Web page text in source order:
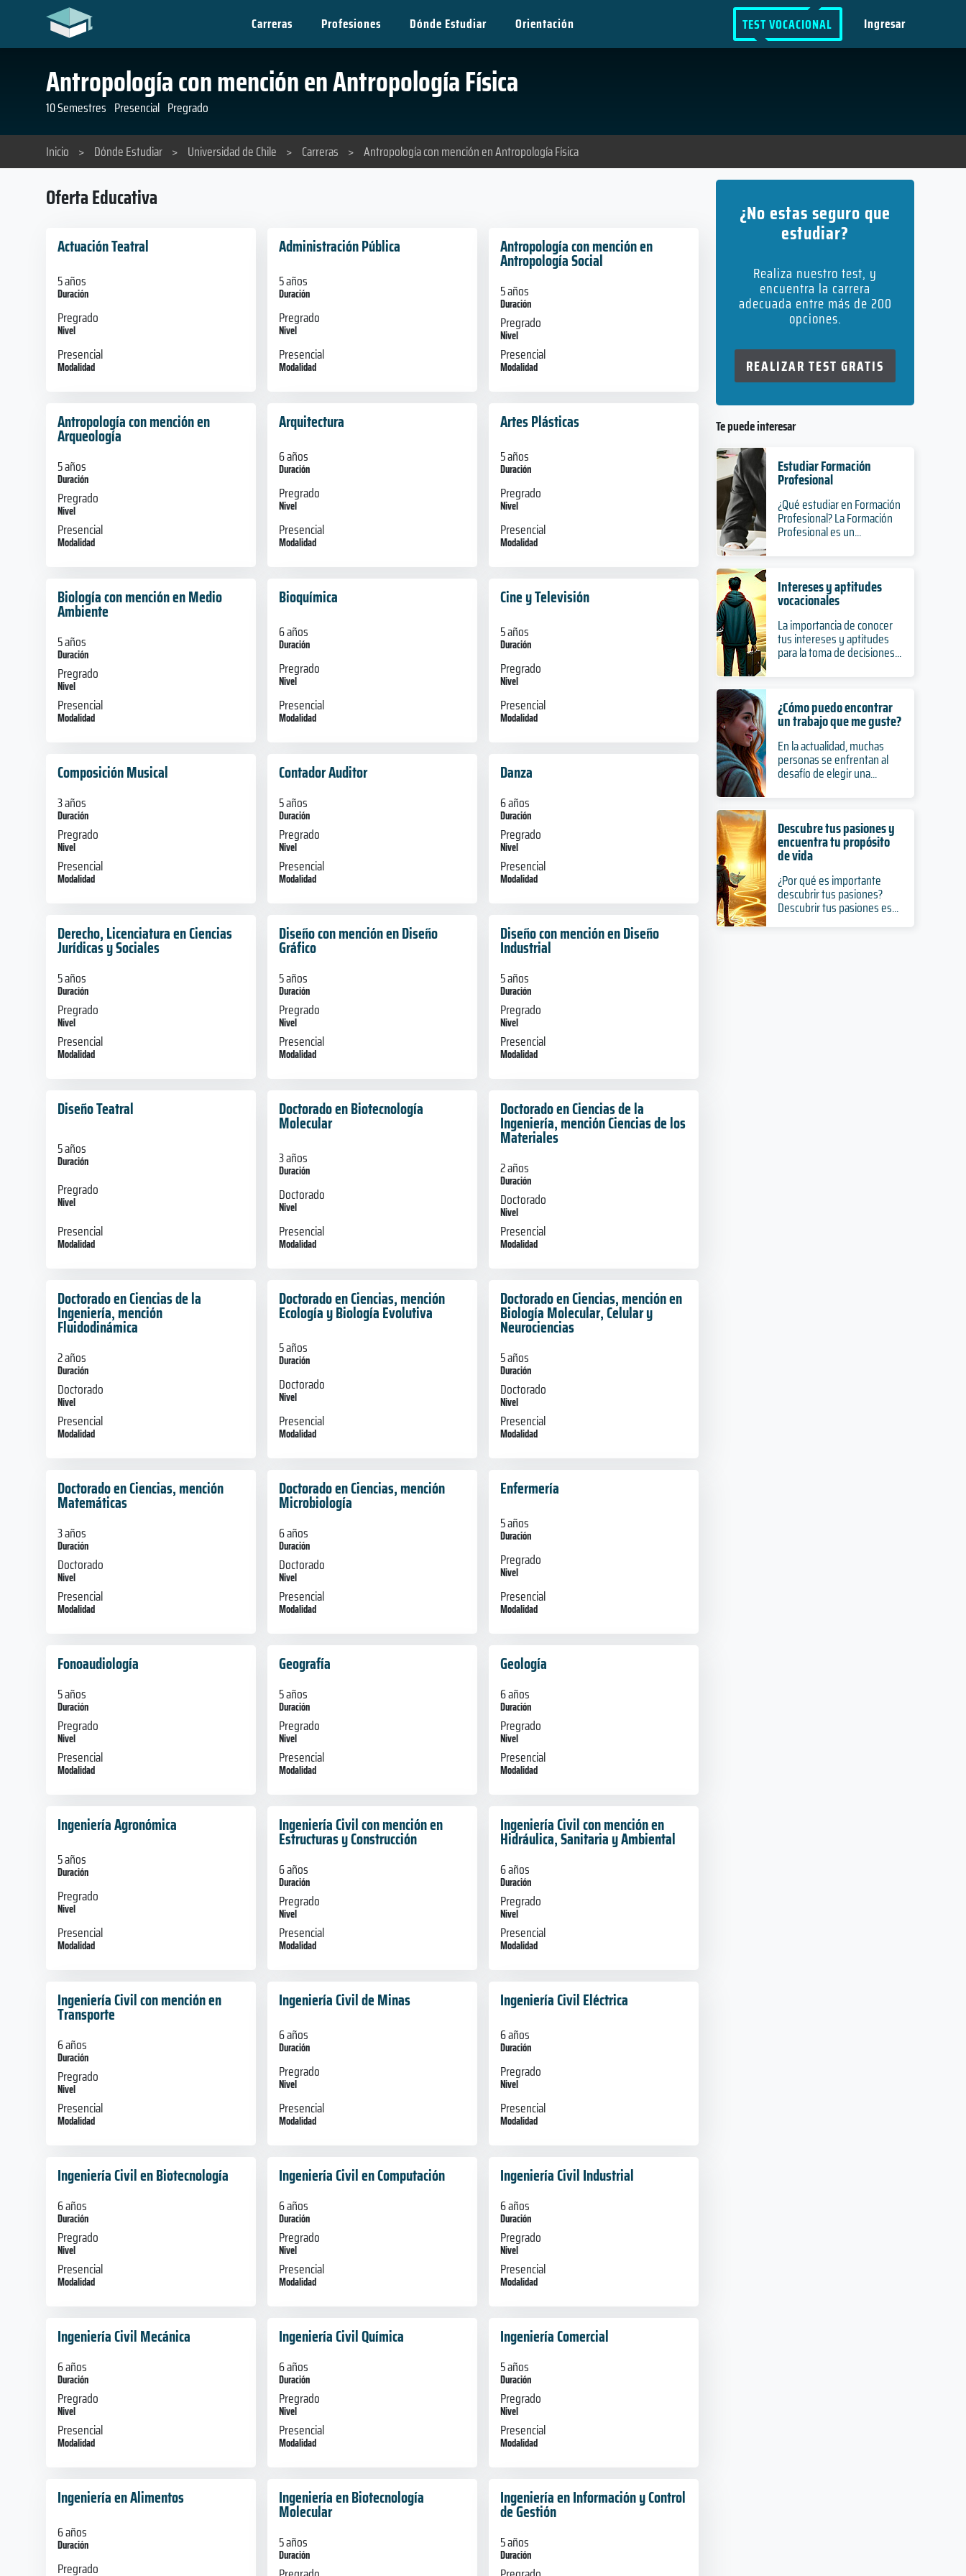
Carreras Profesiones Dónde Estudiar Orientación TEST VOCACIONAL Ingresar
Antropología con mención en Antropología Física
10 Semestres Presencial Pregrado
Inicio > Dónde Estudiar > Universidad de Chile > Carreras > Antropología con mención en Antropología Física
Oferta Educativa
Actuación Teatral
5 años
Duración
Pregrado
Nivel
Presencial
Modalidad
Administración Pública
5 años
Duración
Pregrado
Nivel
Presencial
Modalidad
Antropología con mención en
Antropología Social
5 años
Duración
Pregrado
Nivel
Presencial
Modalidad
Antropología con mención en
Arqueología
5 años
Duración
Pregrado
Nivel
Presencial
Modalidad
Arquitectura
6 años
Duración
Pregrado
Nivel
Presencial
Modalidad
Artes Plásticas
5 años
Duración
Pregrado
Nivel
Presencial
Modalidad
Biología con mención en Medio
Ambiente
5 años
Duración
Pregrado
Nivel
Presencial
Modalidad
Bioquímica
6 años
Duración
Pregrado
Nivel
Presencial
Modalidad
Cine y Televisión
5 años
Duración
Pregrado
Nivel
Presencial
Modalidad
Composición Musical
3 años
Duración
Pregrado
Nivel
Presencial
Modalidad
Contador Auditor
5 años
Duración
Pregrado
Nivel
Presencial
Modalidad
Danza
6 años
Duración
Pregrado
Nivel
Presencial
Modalidad
Derecho, Licenciatura en Ciencias
Jurídicas y Sociales
5 años
Duración
Pregrado
Nivel
Presencial
Modalidad
Diseño con mención en Diseño
Gráfico
5 años
Duración
Pregrado
Nivel
Presencial
Modalidad
Diseño con mención en Diseño
Industrial
5 años
Duración
Pregrado
Nivel
Presencial
Modalidad
Diseño Teatral
5 años
Duración
Pregrado
Nivel
Presencial
Modalidad
Doctorado en Biotecnología
Molecular
3 años
Duración
Doctorado
Nivel
Presencial
Modalidad
Doctorado en Ciencias de la
Ingeniería, mención Ciencias de los
Materiales
2 años
Duración
Doctorado
Nivel
Presencial
Modalidad
Doctorado en Ciencias de la
Ingeniería, mención
Fluidodinámica
2 años
Duración
Doctorado
Nivel
Presencial
Modalidad
Doctorado en Ciencias, mención
Ecología y Biología Evolutiva
5 años
Duración
Doctorado
Nivel
Presencial
Modalidad
Doctorado en Ciencias, mención en
Biología Molecular, Celular y
Neurociencias
5 años
Duración
Doctorado
Nivel
Presencial
Modalidad
Doctorado en Ciencias, mención
Matemáticas
3 años
Duración
Doctorado
Nivel
Presencial
Modalidad
Doctorado en Ciencias, mención
Microbiología
6 años
Duración
Doctorado
Nivel
Presencial
Modalidad
Enfermería
5 años
Duración
Pregrado
Nivel
Presencial
Modalidad
Fonoaudiología
5 años
Duración
Pregrado
Nivel
Presencial
Modalidad
Geografía
5 años
Duración
Pregrado
Nivel
Presencial
Modalidad
Geología
6 años
Duración
Pregrado
Nivel
Presencial
Modalidad
Ingeniería Agronómica
5 años
Duración
Pregrado
Nivel
Presencial
Modalidad
Ingeniería Civil con mención en
Estructuras y Construcción
6 años
Duración
Pregrado
Nivel
Presencial
Modalidad
Ingeniería Civil con mención en
Hidráulica, Sanitaria y Ambiental
6 años
Duración
Pregrado
Nivel
Presencial
Modalidad
Ingeniería Civil con mención en
Transporte
6 años
Duración
Pregrado
Nivel
Presencial
Modalidad
Ingeniería Civil de Minas
6 años
Duración
Pregrado
Nivel
Presencial
Modalidad
Ingeniería Civil Eléctrica
6 años
Duración
Pregrado
Nivel
Presencial
Modalidad
Ingeniería Civil en Biotecnología
6 años
Duración
Pregrado
Nivel
Presencial
Modalidad
Ingeniería Civil en Computación
6 años
Duración
Pregrado
Nivel
Presencial
Modalidad
Ingeniería Civil Industrial
6 años
Duración
Pregrado
Nivel
Presencial
Modalidad
Ingeniería Civil Mecánica
6 años
Duración
Pregrado
Nivel
Presencial
Modalidad
Ingeniería Civil Química
6 años
Duración
Pregrado
Nivel
Presencial
Modalidad
Ingeniería Comercial
5 años
Duración
Pregrado
Nivel
Presencial
Modalidad
Ingeniería en Alimentos
6 años
Duración
Pregrado
Ingeniería en Biotecnología
Molecular
5 años
Duración
Ingeniería en Información y Control
de Gestión
5 años
Duración
¿No estas seguro que
estudiar?
Realiza nuestro test, y
encuentra la carrera
adecuada entre más de 200
opciones.
REALIZAR TEST GRATIS
Te puede interesar
Estudiar Formación
Profesional
¿Qué estudiar en Formación
Profesional? La Formación
Profesional es un...
Intereses y aptitudes
vocacionales
La importancia de conocer
tus intereses y aptitudes
para la toma de decisiones...
¿Cómo puedo encontrar
un trabajo que me guste?
En la actualidad, muchas
personas se enfrentan al
desafío de elegir una...
Descubre tus pasiones y
encuentra tu propósito
de vida
¿Por qué es importante
descubrir tus pasiones?
Descubrir tus pasiones es...